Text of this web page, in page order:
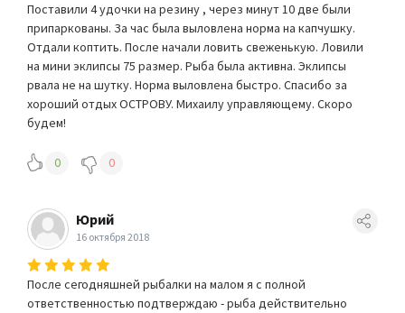
Поставили 4 удочки на резину , через минут 10 две были
припаркованы. За час была выловлена норма на капчушку.
Отдали коптить. После начали ловить свеженькую. Ловили
на мини эклипсы 75 размер. Рыба была активна. Эклипсы
рвала не на шутку. Норма выловлена быстро. Спасибо за
хороший отдых ОСТРОВУ. Михаилу управляющему. Скоро
будем!
0 0
Юрий
16 октября 2018
После сегодняшней рыбалки на малом я с полной
ответственностью подтверждаю - рыба действительно